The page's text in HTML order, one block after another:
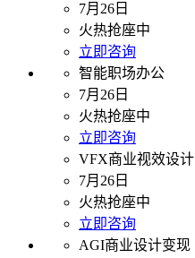
7月26日
火热抢座中
立即咨询
智能职场办公
7月26日
火热抢座中
立即咨询
VFX商业视效设计
7月26日
火热抢座中
立即咨询
AGI商业设计变现